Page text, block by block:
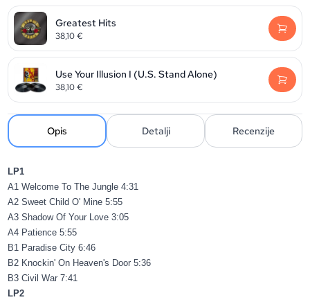
Greatest Hits
38,10€
Use Your Illusion I (U.S. Stand Alone)
38,10€
Opis Detalji Recenzije
LP1
A1 Welcome To The Jungle 4:31
A2 Sweet Child O' Mine 5:55
A3 Shadow Of Your Love 3:05
A4 Patience 5:55
B1 Paradise City 6:46
B2 Knockin' On Heaven's Door 5:36
B3 Civil War 7:41
LP2